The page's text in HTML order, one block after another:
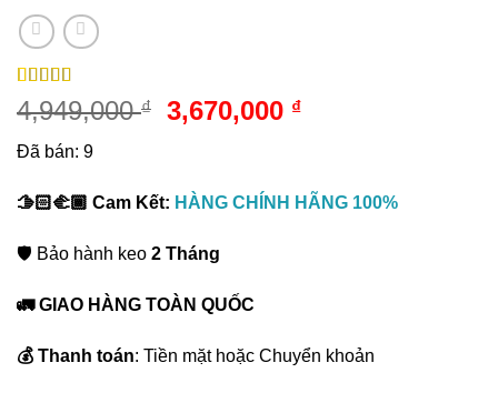
5.00trên 5
dựa trên
2
4,949,000₫
Giá
4,949,000 ₫.
3,670,000 ₫Giá
là:
3,670,000 ₫.
Đã bán: 9
🫱🏻‍🫲🏾 Cam Kết: HÀNG CHÍNH HÃNG 100%
🛡️ Bảo hành keo 2 Tháng
🚛 GIAO HÀNG TOÀN QUỐC
💰 Thanh toán: Tiền mặt hoặc Chuyển khoản